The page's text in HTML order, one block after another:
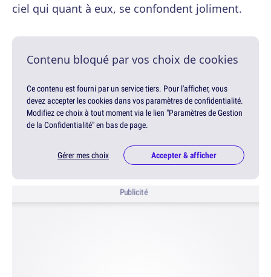
ciel qui quant à eux, se confondent joliment.
Contenu bloqué par vos choix de cookies
Ce contenu est fourni par un service tiers. Pour l'afficher, vous
devez accepter les cookies dans vos paramètres de confidentialité.
Modifiez ce choix à tout moment via le lien "Paramètres de Gestion
de la Confidentialité" en bas de page.
Gérer mes choix Accepter & afficher
Publicité